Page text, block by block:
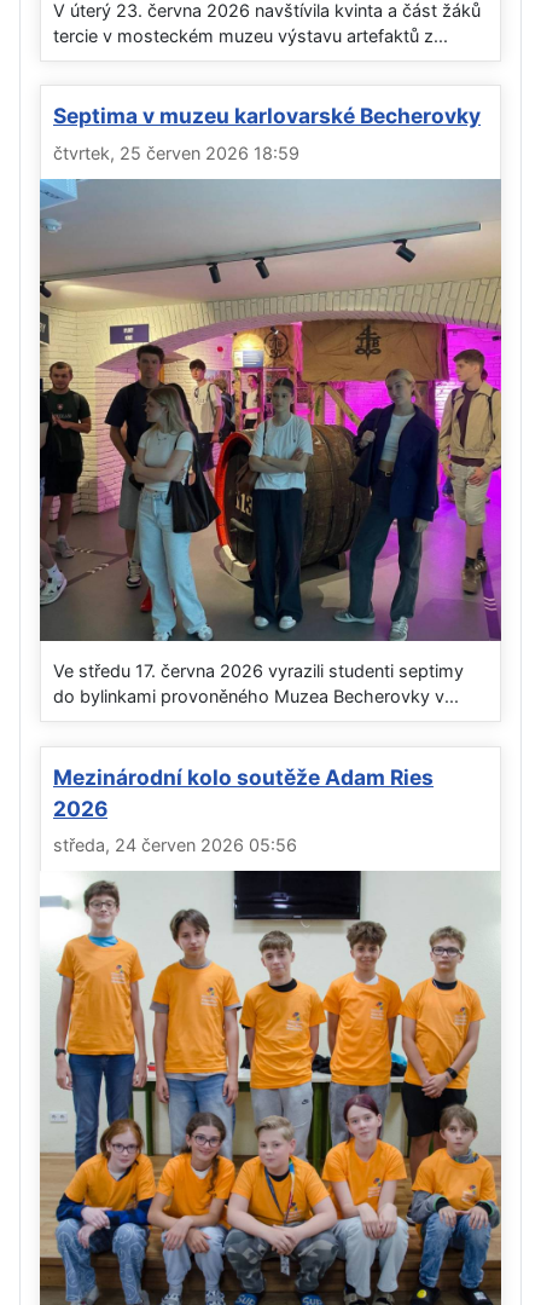
V úterý 23. června 2026 navštívila kvinta a část žáků
tercie v mosteckém muzeu výstavu artefaktů z...
Septima v muzeu karlovarské Becherovky
čtvrtek, 25 červen 2026 18:59
Ve středu 17. června 2026 vyrazili studenti septimy
do bylinkami provoněného Muzea Becherovky v...
Mezinárodní kolo soutěže Adam Ries
2026
středa, 24 červen 2026 05:56